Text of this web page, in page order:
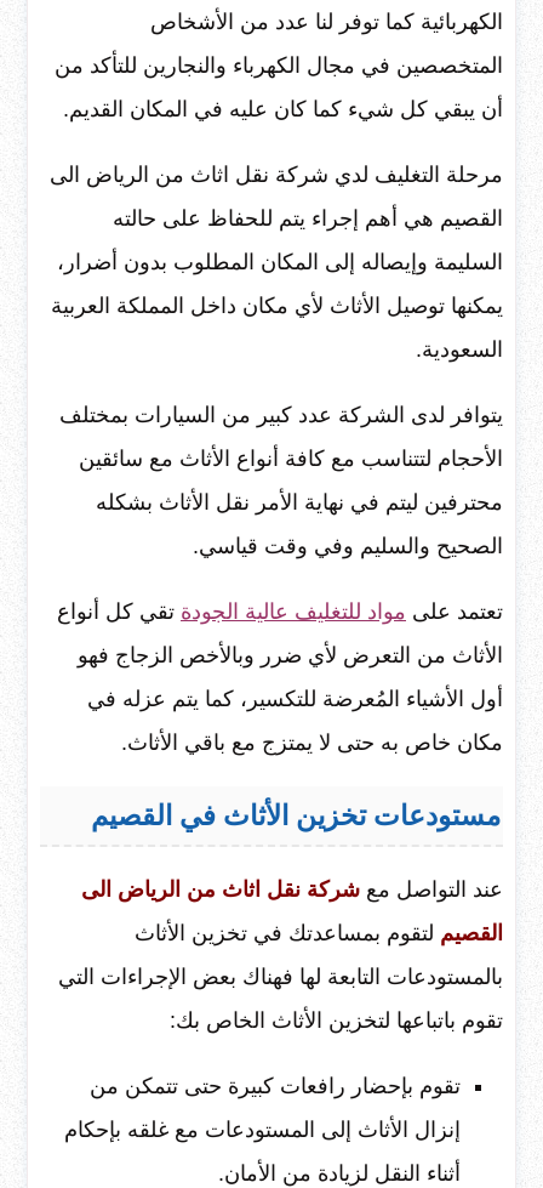
الكهربائية كما توفر لنا عدد من الأشخاص
المتخصصين في مجال الكهرباء والنجارين للتأكد من
أن يبقي كل شيء كما كان عليه في المكان القديم.
مرحلة التغليف لدي شركة نقل اثاث من الرياض الى
القصيم هي أهم إجراء يتم للحفاظ على حالته
السليمة وإيصاله إلى المكان المطلوب بدون أضرار،
يمكنها توصيل الأثاث لأي مكان داخل المملكة العربية
السعودية.
يتوافر لدى الشركة عدد كبير من السيارات بمختلف
الأحجام لتتناسب مع كافة أنواع الأثاث مع سائقين
محترفين ليتم في نهاية الأمر نقل الأثاث بشكله
الصحيح والسليم وفي وقت قياسي.
تعتمد على مواد للتغليف عالية الجودة تقي كل أنواع
الأثاث من التعرض لأي ضرر وبالأخص الزجاج فهو
أول الأشياء المُعرضة للتكسير، كما يتم عزله في
مكان خاص به حتى لا يمتزج مع باقي الأثاث.
مستودعات تخزين الأثاث في القصيم
عند التواصل مع شركة نقل اثاث من الرياض الى
القصيم لتقوم بمساعدتك في تخزين الأثاث
بالمستودعات التابعة لها فهناك بعض الإجراءات التي
تقوم باتباعها لتخزين الأثاث الخاص بك:
تقوم بإحضار رافعات كبيرة حتى تتمكن من
إنزال الأثاث إلى المستودعات مع غلقه بإحكام
أثناء النقل لزيادة من الأمان.